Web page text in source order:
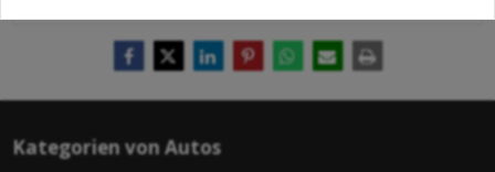
Kategorien von Autos